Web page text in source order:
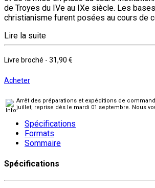
de Troyes du IVe au IXe siècle. Les
christianisme furent posées au cours de
Lire la suite
Livre broché - 31,90 €
Acheter
Arrêt des préparations et expéditions de
juillet, reprise dès le mardi 01 septembre. Nous
Spécifications
Formats
Sommaire
Spécifications